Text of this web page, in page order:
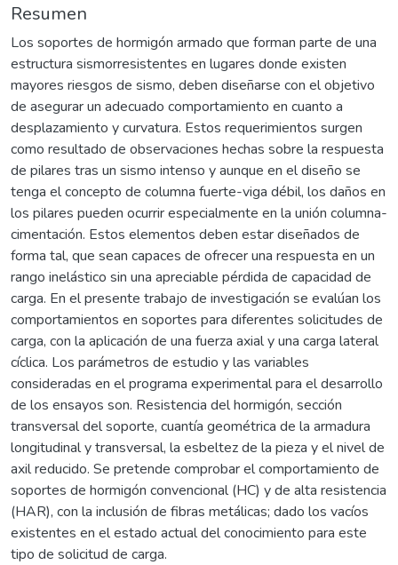
Resumen
Los soportes de hormigón armado que forman parte de una
estructura sismorresistentes en lugares donde existen
mayores riesgos de sismo, deben diseñarse con el objetivo
de asegurar un adecuado comportamiento en cuanto a
desplazamiento y curvatura. Estos requerimientos surgen
como resultado de observaciones hechas sobre la respuesta
de pilares tras un sismo intenso y aunque en el diseño se
tenga el concepto de columna fuerte-viga débil, los daños en
los pilares pueden ocurrir especialmente en la unión columna-
cimentación. Estos elementos deben estar diseñados de
forma tal, que sean capaces de ofrecer una respuesta en un
rango inelástico sin una apreciable pérdida de capacidad de
carga. En el presente trabajo de investigación se evalúan los
comportamientos en soportes para diferentes solicitudes de
carga, con la aplicación de una fuerza axial y una carga lateral
cíclica. Los parámetros de estudio y las variables
consideradas en el programa experimental para el desarrollo
de los ensayos son. Resistencia del hormigón, sección
transversal del soporte, cuantía geométrica de la armadura
longitudinal y transversal, la esbeltez de la pieza y el nivel de
axil reducido. Se pretende comprobar el comportamiento de
soportes de hormigón convencional (HC) y de alta resistencia
(HAR), con la inclusión de fibras metálicas; dado los vacíos
existentes en el estado actual del conocimiento para este
tipo de solicitud de carga.